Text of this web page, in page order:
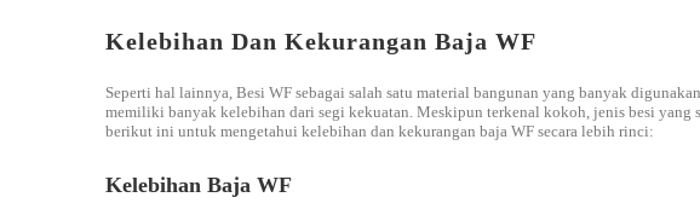
Kelebihan Dan Kekurangan Baja WF
Seperti hal lainnya, Besi WF sebagai salah satu material bangunan yang banyak
memiliki banyak kelebihan dari segi kekuatan. Meskipun terkenal kokoh, jenis besi
berikut ini untuk mengetahui kelebihan dan kekurangan baja WF secara lebih rinci:
Kelebihan Baja WF